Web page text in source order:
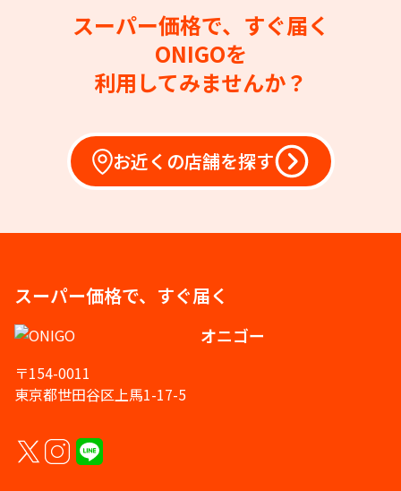
スーパー価格で、すぐ届く
ONIGOを
利用してみませんか？
お近くの店舗を探す
スーパー価格で、すぐ届く
オニゴー
〒154-0011
東京都世田谷区上馬1-17-5